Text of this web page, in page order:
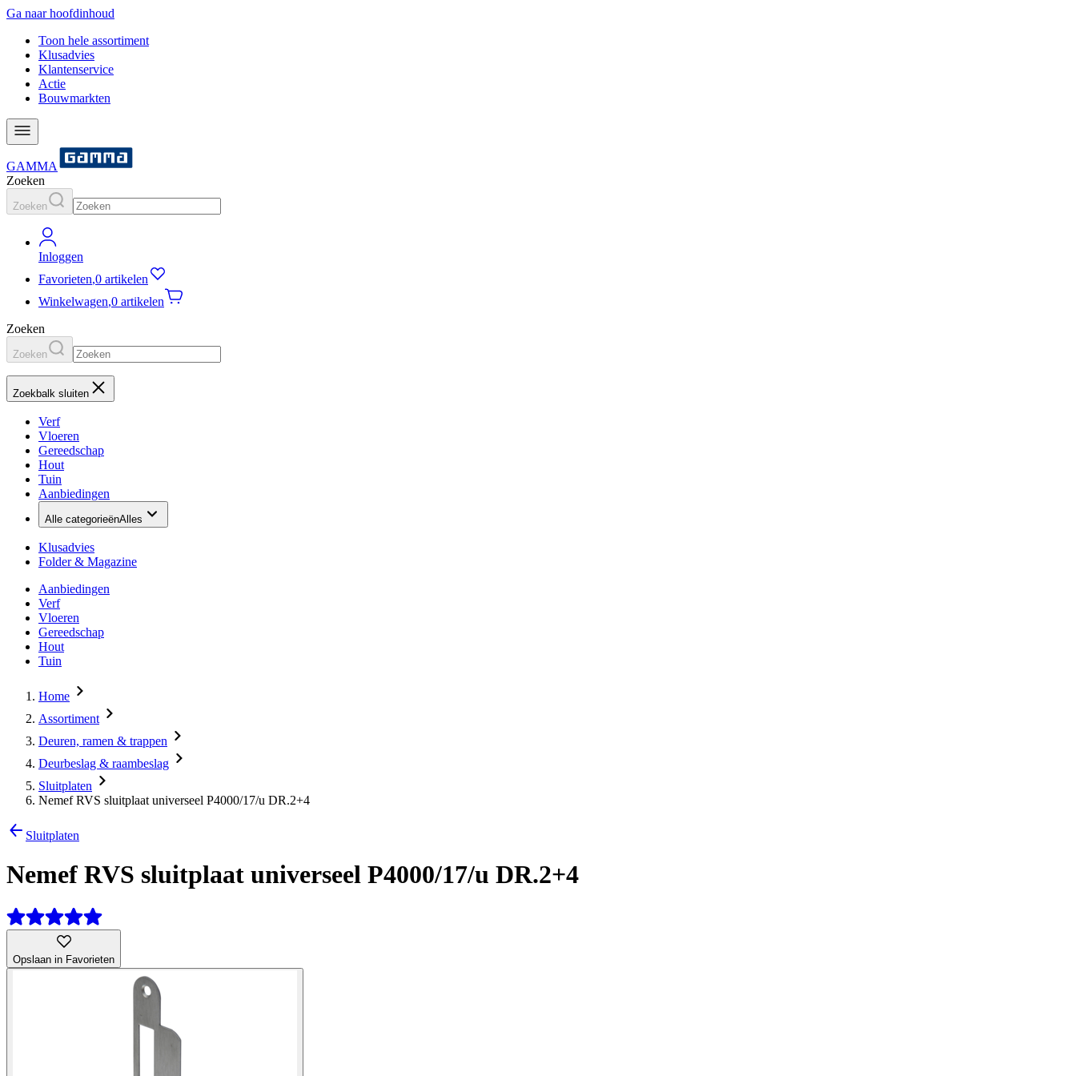
Ga naar hoofdinhoud
Toon hele assortiment
Klusadvies
Klantenservice
Actie
Bouwmarkten
GAMMA
Zoeken
Zoeken
Inloggen
Favorieten,0 artikelen
Winkelwagen,0 artikelen
Zoeken
Zoeken
Zoekbalk sluiten
Verf
Vloeren
Gereedschap
Hout
Tuin
Aanbiedingen
Alle categorieënAlles
Klusadvies
Folder & Magazine
Aanbiedingen
Verf
Vloeren
Gereedschap
Hout
Tuin
Home
Assortiment
Deuren, ramen & trappen
Deurbeslag & raambeslag
Sluitplaten
Nemef RVS sluitplaat universeel P4000/17/u DR.2+4
Sluitplaten
Nemef RVS sluitplaat universeel P4000/17/u DR.2+4
Opslaan in Favorieten